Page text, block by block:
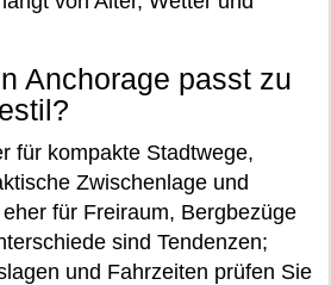
Anchorage passt zu
für kompakte Stadtwege,
Zwischenlage und
für Freiraum, Bergbezüge
sind Tendenzen;
und Fahrzeiten prüfen Sie